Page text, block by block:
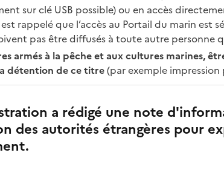
sur clé USB possible) ou en accès
rappelé que l’accès au Portail du marin est
pas être diffusés à toute autre personne
armés à la pêche et aux cultures marines,
détention de ce titre(par exemple
a rédigé une note
des autorités étrangères pour